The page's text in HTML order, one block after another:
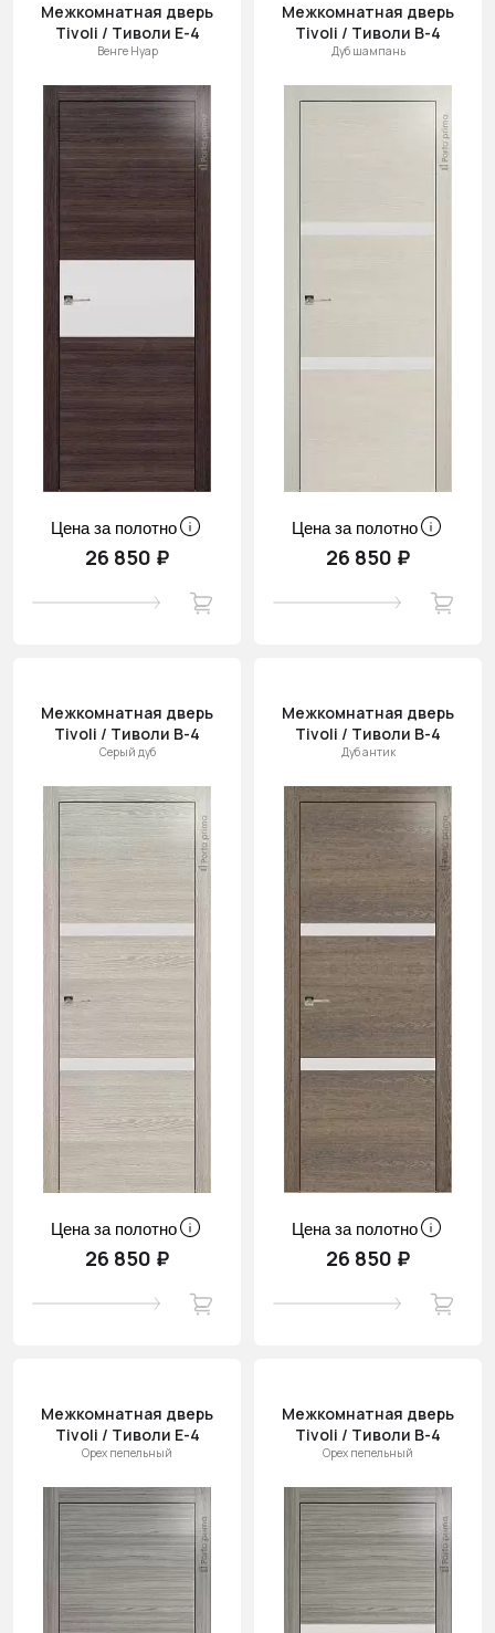
Межкомнатная дверь
Tivoli / Тиволи Е-4
Венге Нуар
Цена за полотно
26 850 ₽
Межкомнатная дверь
Tivoli / Тиволи В-4
Дуб шампань
Цена за полотно
26 850 ₽
Межкомнатная дверь
Tivoli / Тиволи В-4
Серый дуб
Цена за полотно
26 850 ₽
Межкомнатная дверь
Tivoli / Тиволи В-4
Дуб антик
Цена за полотно
26 850 ₽
Межкомнатная дверь
Tivoli / Тиволи Е-4
Орех пепельный
Межкомнатная дверь
Tivoli / Тиволи В-4
Орех пепельный